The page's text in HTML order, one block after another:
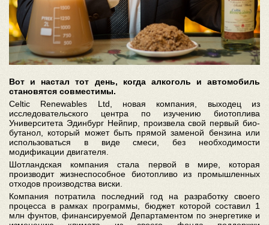
Вот и настал тот день, когда алкоголь и автомобиль
становятся совместимы.
Celtic Renewables Ltd, новая компания, выходец из
исследовательского центра по изучению биотоплива
Университета Эдинбург Нейпир, произвела свой первый био-
бутанол, который может быть прямой заменой бензина или
использоваться в виде смеси, без необходимости
модификации двигателя.
Шотландская компания стала первой в мире, которая
производит жизнеспособное биотопливо из промышленных
отходов производства виски.
Компания потратила последний год на разработку своего
процесса в рамках программы, бюджет которой составил 1
млн фунтов, финансируемой Департаментом по энергетике и